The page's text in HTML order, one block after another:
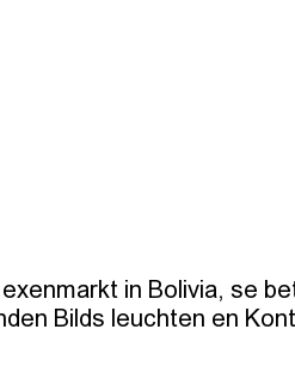
in Bolivia, se
Bilds leuchten en